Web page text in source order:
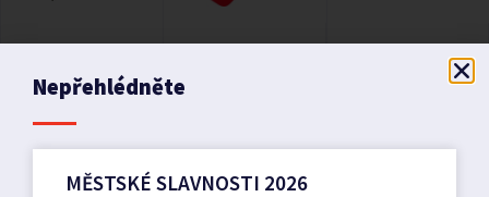
Nepřehlédněte
MĚSTSKÉ SLAVNOSTI 2026